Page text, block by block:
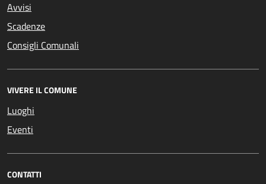
Avvisi
Scadenze
Consigli Comunali
VIVERE IL COMUNE
Luoghi
Eventi
CONTATTI